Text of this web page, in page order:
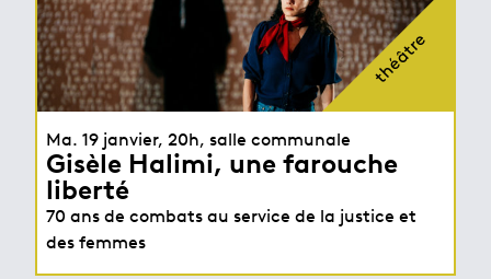
théâtre
Ma. 19 janvier, 20h, salle communale
Gisèle Halimi, une farouche
liberté
70 ans de combats au service de la justice et
des femmes